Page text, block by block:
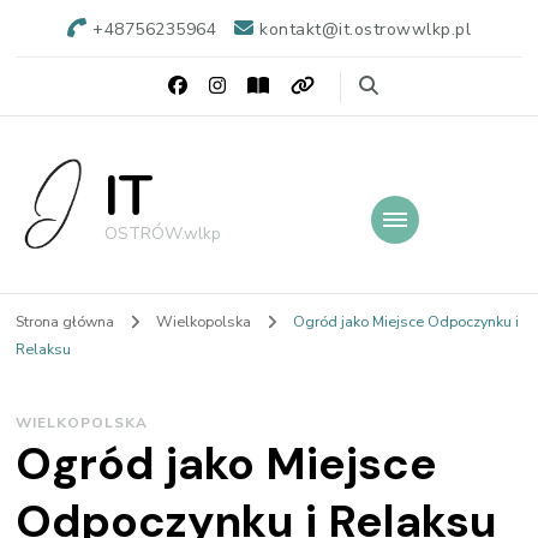
+48756235964 kontakt@it.ostrowwlkp.pl
IT
OSTRÓW.wlkp
Strona główna Wielkopolska
Ogród jako Miejsce Odpoczynku i
Relaksu
WIELKOPOLSKA
Ogród jako Miejsce
Odpoczynku i Relaksu